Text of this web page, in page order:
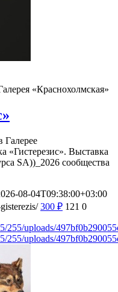
«Краснохолмская»
Галерее
«Гистерезис». Выставка
SA))_2026 сообщества
08-04T09:38:00+03:00
300 ₽ 121 0
255/uploads/
255/uploads/